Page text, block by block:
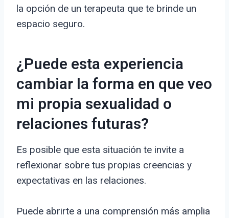
la opción de un terapeuta que te brinde un
espacio seguro.
¿Puede esta experiencia
cambiar la forma en que veo
mi propia sexualidad o
relaciones futuras?
Es posible que esta situación te invite a
reflexionar sobre tus propias creencias y
expectativas en las relaciones.
Puede abrirte a una comprensión más amplia